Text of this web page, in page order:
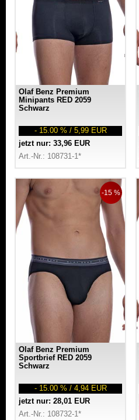
Olaf Benz Premium
Minipants RED 2059
Schwarz
- 15.00 % / 5,99 EUR
jetzt nur: 33,96 EUR
Art.-Nr.: 108731-1*
-15 %
Olaf Benz Premium
Sportbrief RED 2059
Schwarz
- 15.00 % / 4,94 EUR
jetzt nur: 28,01 EUR
Art.-Nr.: 108732-1*